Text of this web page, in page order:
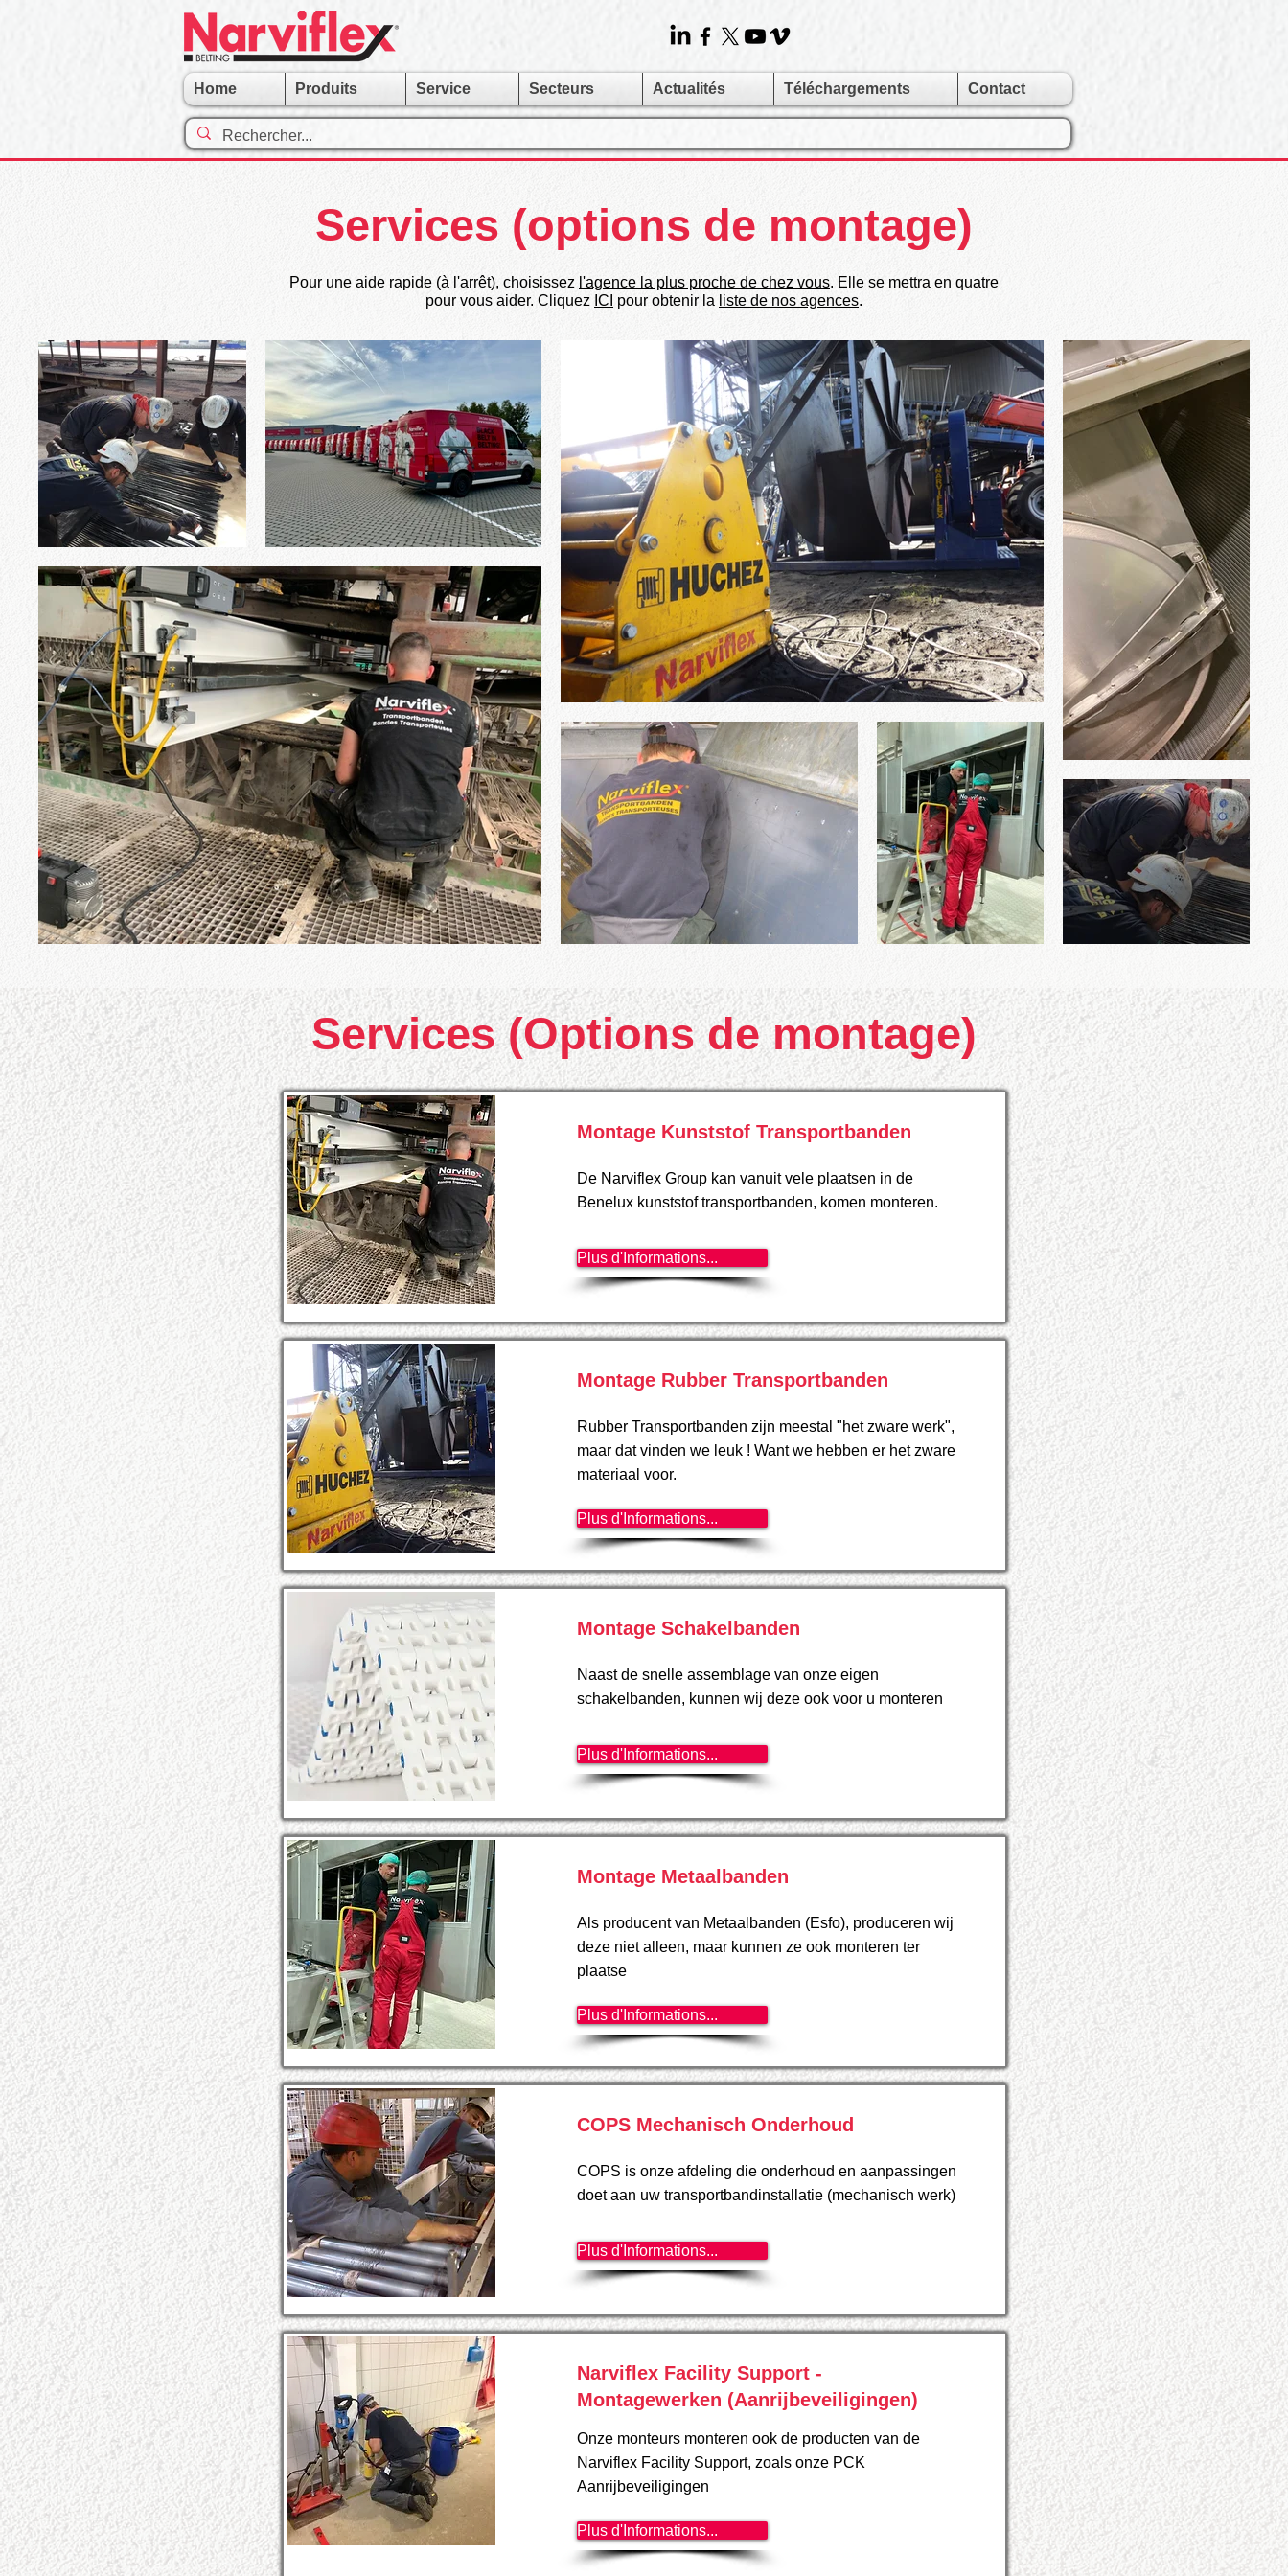
Home Produits Service Secteurs Actualités Téléchargements Contact
Services (options de montage)
Pour une aide rapide (à l'arrêt), choisissez l'agence la plus proche de chez vous. Elle se mettra en quatre
pour vous aider. Cliquez ICI pour obtenir la liste de nos agences.
Services (Options de montage)
Montage Kunststof Transportbanden
De Narviflex Group kan vanuit vele plaatsen in de
Benelux kunststof transportbanden, komen monteren.
Plus d'Informations...
Montage Rubber Transportbanden
Rubber Transportbanden zijn meestal "het zware werk",
maar dat vinden we leuk ! Want we hebben er het zware
materiaal voor.
Plus d'Informations...
Montage Schakelbanden
Naast de snelle assemblage van onze eigen
schakelbanden, kunnen wij deze ook voor u monteren
Plus d'Informations...
Montage Metaalbanden
Als producent van Metaalbanden (Esfo), produceren wij
deze niet alleen, maar kunnen ze ook monteren ter
plaatse
Plus d'Informations...
COPS Mechanisch Onderhoud
COPS is onze afdeling die onderhoud en aanpassingen
doet aan uw transportbandinstallatie (mechanisch werk)
Plus d'Informations...
Narviflex Facility Support -
Montagewerken (Aanrijbeveiligingen)
Onze monteurs monteren ook de producten van de
Narviflex Facility Support, zoals onze PCK
Aanrijbeveiligingen
Plus d'Informations...